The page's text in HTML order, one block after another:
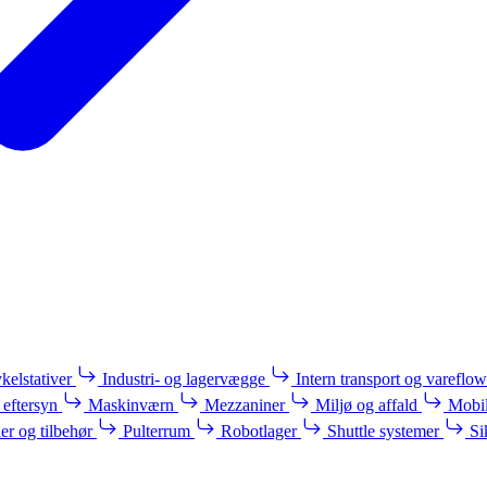
Industri- og lagervægge
Intern transport og vareflow
Maskinværn Mezzaniner Miljø og affald
og tilbehør
Pulterrum Robotlager Shuttle systemer